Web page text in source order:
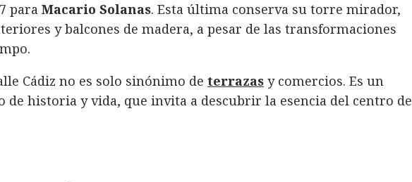
para Macario Solanas. Esta última conserva su torre mirador,
y balcones de madera, a pesar de las transformaciones
Cádiz no es solo sinónimo de terrazas y comercios. Es un
de historia y vida, que invita a descubrir la esencia del centro de